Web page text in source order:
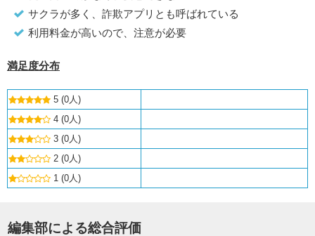
サクラが多く、詐欺アプリとも呼ばれている
利用料金が高いので、注意が必要
満足度分布
5 (0人)
4 (0人)
3 (0人)
2 (0人)
1 (0人)
編集部による総合評価